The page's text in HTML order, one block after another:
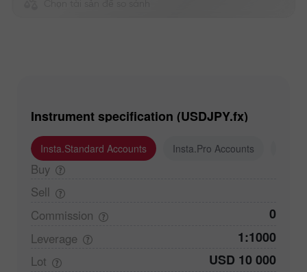
Instrument specification (USDJPY.fx)
Insta.Standard Accounts Insta.Pro Accounts
Buy
Sell
Commission
0
Leverage 1:1000
Lot USD 10 000